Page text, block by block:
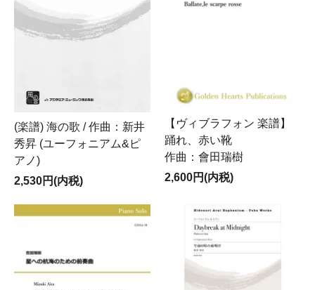
(楽譜) 海の歌 / 作曲：新井
秀昇 (ユーフォニアム&ピ
アノ)
2,530円(内税)
【ヴィブラフォン 楽譜】
踊れ、赤い靴
作曲：會田瑞樹
2,600円(内税)